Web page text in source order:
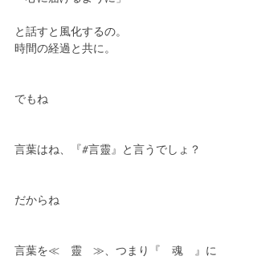
と話すと風化するの。
時間の経過と共に。
でもね
言葉はね、『#言靈』と言うでしょ？
だからね
言葉を≪　靈　≫、つまり『　魂　』に